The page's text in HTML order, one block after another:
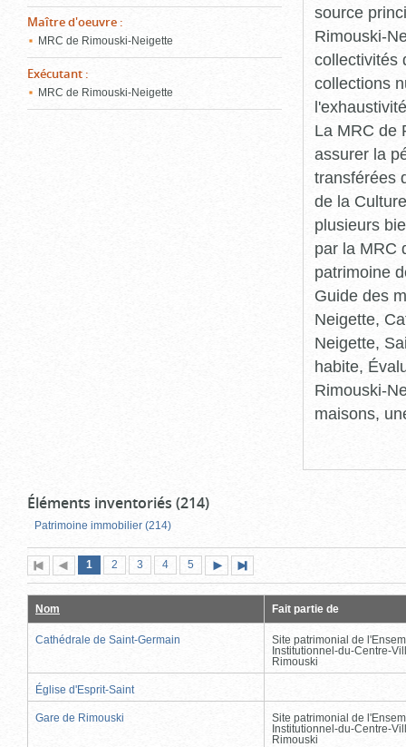
Maître d'oeuvre :
MRC de Rimouski-Neigette
Exécutant :
MRC de Rimouski-Neigette
source
Rimouski-
collectivités
collections
La MRC de
assurer la
transférées
de la
plusieurs
par la MRC
patrimoine
Guide des
Neigette,
Neigette,
habite,
Rimouski-
maisons,
Éléments inventoriés (214)
Patrimoine immobilier (214)
Première
page
Page
précédente
Page
1 (page
actuelle)
Page
2 Page
3 Page
4 Page
5
suivante
page
Nom Fait partie de
Cathédrale de Saint-Germain
Site patrimonial de
Institutionnel-du-Centre-
Rimouski
Église d'Esprit-Saint
Gare de Rimouski
Site patrimonial de
Institutionnel-du-Centre-
Rimouski